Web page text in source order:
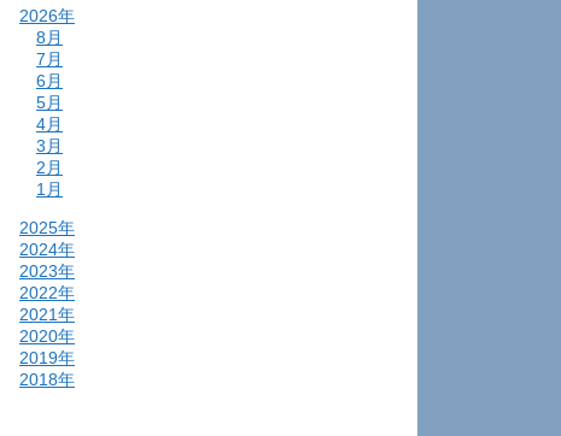
2026年
8月
7月
6月
5月
4月
3月
2月
1月
2025年
2024年
2023年
2022年
2021年
2020年
2019年
2018年